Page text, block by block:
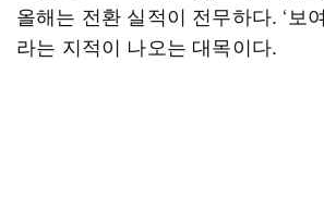
올해는 전환 실적이 전무하다. ‘보
라는 지적이 나오는 대목이다.